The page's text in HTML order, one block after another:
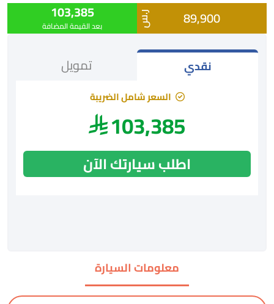
89,900 ر.س 103,385
بعد القيمة المضافة
نقدي تمويل
السعر شامل الضريبة
103,385
اطلب سيارتك الآن
معلومات السيارة